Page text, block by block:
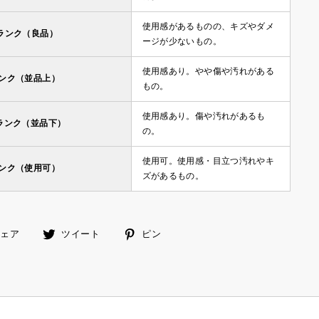
ンク（良品）
使用感があるものの、キズやダメ
ージが少ないもの。
ク（並品上）
使用感あり。やや傷や汚れがある
もの。
ンク（並品下）
使用感あり。傷や汚れがあるも
の。
ク（使用可）
使用可。使用感・目立つ汚れやキ
ズがあるもの。
ア
facebookツイート ピン